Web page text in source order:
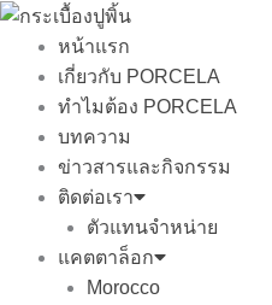
Skip
content
หน้าแรก
เกี่ยวกับ PORCELA
ทำไมต้อง PORCELA
บทความ
ข่าวสารและกิจกรรม
ติดต่อเรา
ตัวแทนจำหน่าย
แคตตาล็อก
Morocco